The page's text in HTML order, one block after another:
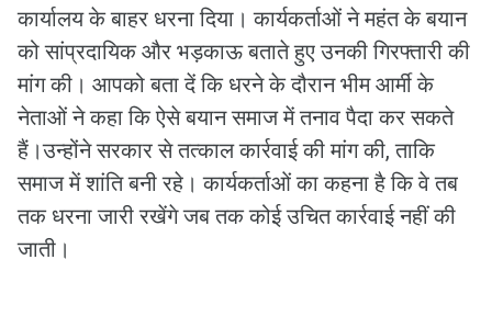
कार्यालय के बाहर धरना दिया। कार्यकर्ताओं ने महंत के बयान
को सांप्रदायिक और भड़काऊ बताते हुए उनकी गिरफ्तारी की
मांग की। आपको बता दें कि धरने के दौरान भीम आर्मी के
नेताओं ने कहा कि ऐसे बयान समाज में तनाव पैदा कर सकते
हैं।उन्होंने सरकार से तत्काल कार्रवाई की मांग की, ताकि
समाज में शांति बनी रहे। कार्यकर्ताओं का कहना है कि वे तब
तक धरना जारी रखेंगे जब तक कोई उचित कार्रवाई नहीं की
जाती।